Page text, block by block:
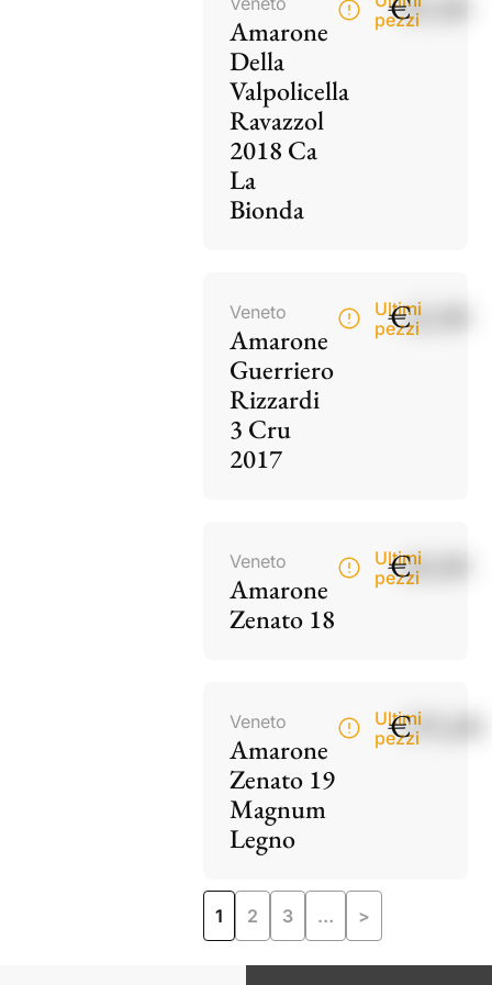
Amarone
Della
Valpolicella
Ravazzol
2018 Ca
La
Bionda
pezzi
Veneto
Amarone
Guerriero
Rizzardi
3 Cru
2017
Ultimi
pezzi
€42,00
Veneto
Amarone
Zenato 18
Ultimi
pezzi
€60,00
Veneto
Amarone
Zenato 19
Magnum
Legno
Ultimi
pezzi
€195,00
1 2 3 … >